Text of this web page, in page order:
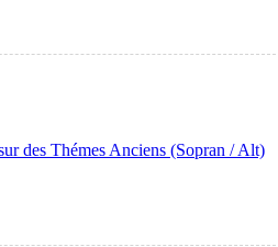
des Thémes Anciens (Sopran / Alt)